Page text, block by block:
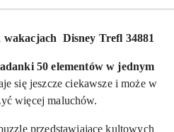
wakacjach Disney Trefl 34881
50 elementów w jednym
się jeszcze ciekawsze i może w
więcej maluchów.
przedstawiające kultowych